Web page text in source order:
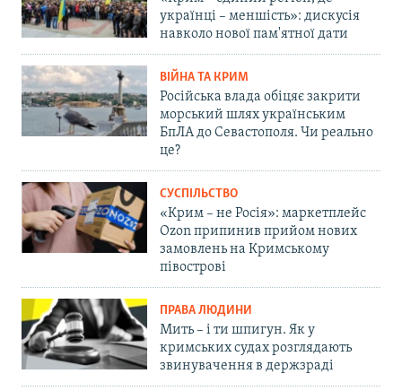
українці – меншість»: дискусія
навколо нової пам'ятної дати
ВІЙНА ТА КРИМ
Російська влада обіцяє закрити
морський шлях українським
БпЛА до Севастополя. Чи реально
це?
СУСПІЛЬСТВО
«Крим – не Росія»: маркетплейс
Ozon припинив прийом нових
замовлень на Кримському
півострові
ПРАВА ЛЮДИНИ
Мить – і ти шпигун. Як у
кримських судах розглядають
звинувачення в держзраді